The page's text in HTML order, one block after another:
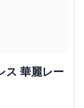
ス 華麗レー